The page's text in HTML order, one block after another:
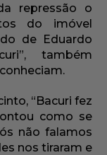
repressão o
do imóvel
de Eduardo
também
“Bacuri fez
como se
não falamos
nos tiraram e